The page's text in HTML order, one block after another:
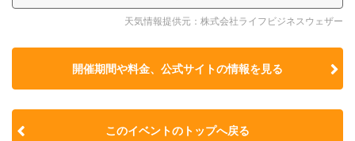
天気情報提供元：株式会社ライフビジネスウェザー
開催期間や料金、公式サイトの情報を見る
このイベントのトップへ戻る